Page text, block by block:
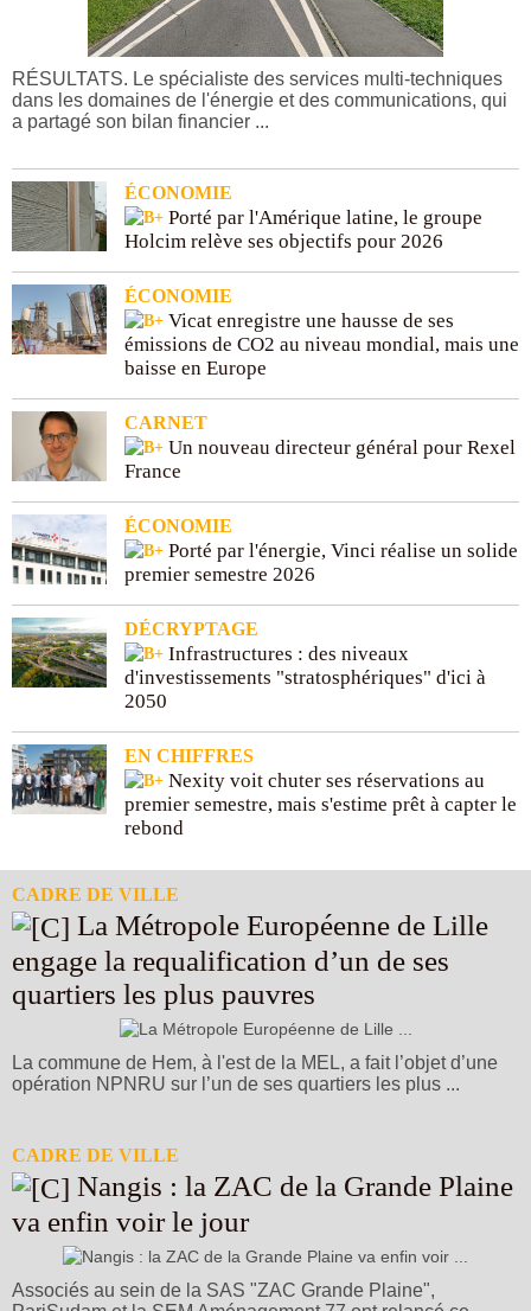
RÉSULTATS. Le spécialiste des services multi-techniques
dans les domaines de l'énergie et des communications, qui
a partagé son bilan financier ...
ÉCONOMIE
Porté par l'Amérique latine, le groupe
Holcim relève ses objectifs pour 2026
ÉCONOMIE
Vicat enregistre une hausse de ses
émissions de CO2 au niveau mondial, mais une
baisse en Europe
CARNET
Un nouveau directeur général pour Rexel
France
ÉCONOMIE
Porté par l'énergie, Vinci réalise un solide
premier semestre 2026
DÉCRYPTAGE
Infrastructures : des niveaux
d'investissements "stratosphériques" d'ici à
2050
EN CHIFFRES
Nexity voit chuter ses réservations au
premier semestre, mais s'estime prêt à capter le
rebond
CADRE DE VILLE
engage la requalification d’un de ses
quartiers les plus pauvres
La commune de Hem, à l'est de la MEL, a fait l’objet d’une
opération NPNRU sur l’un de ses quartiers les plus ...
CADRE DE VILLE
va enfin voir le jour
Associés au sein de la SAS "ZAC Grande Plaine",